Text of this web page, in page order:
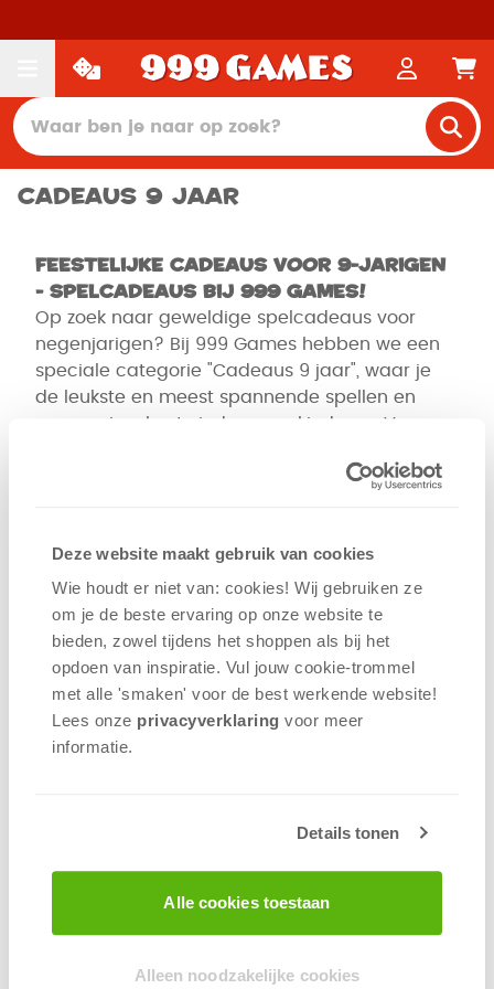
Deze website maakt gebruik van cookies
Wie houdt er niet van: cookies! Wij gebruiken ze
om je de beste ervaring op onze website te
bieden, zowel tijdens het shoppen als bij het
opdoen van inspiratie. Vul jouw cookie-trommel
met alle 'smaken' voor de best werkende website​!
Lees onze privacyverklaring voor meer
informatie.
Details tonen
Alle cookies toestaan
Alleen noodzakelijke cookies
Cadeaus 9 jaar
Feestelijke Cadeaus voor 9-jarigen
- Spelcadeaus bij 999 Games!
Op zoek naar geweldige spelcadeaus voor
negenjarigen? Bij 999 Games hebben we een
speciale categorie "Cadeaus 9 jaar", waar je
de leukste en meest spannende spellen en
accessoires kunt vinden voor kinderen. Verras
Waarom kiezen voor "Cadeaus 9
Speciaal voor Kinderen:Onze "Cadeaus 9
voor kinderen in de leeftijd van 9 jaar. Hier
vind je spelcadeaus die perfect aansluiten bij
hun leeftijd en interesses, zodat ze volop
kunnen genieten van spannend speelplezier.
Hoe Werkt Het?
Vier het speelplezier met geweldige
Ontdek "Cadeaus 9 jaar":Blader door
accessoires die perfect zijn voor kinderen van
deze leeftijd.